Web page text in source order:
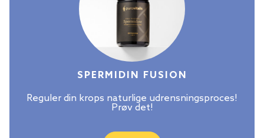
SPERMIDIN FUSION
Reguler din krops naturlige udrensningsproces!
Prøv det!